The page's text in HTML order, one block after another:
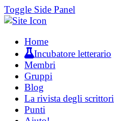
Toggle Side Panel
Home
Incubatore letterario
Membri
Gruppi
Blog
La rivista degli scrittori
Punti